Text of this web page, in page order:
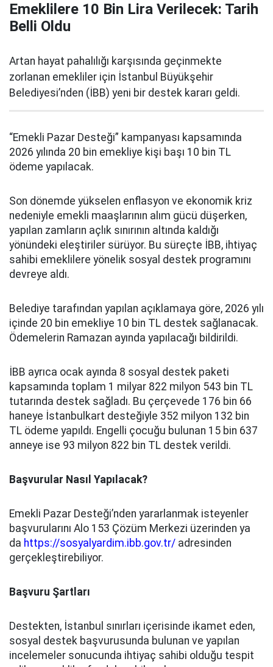
Emeklilere 10 Bin Lira Verilecek: Tarih
Belli Oldu
Artan hayat pahalılığı karşısında geçinmekte
zorlanan emekliler için İstanbul Büyükşehir
Belediyesi’nden (İBB) yeni bir destek kararı geldi.
“Emekli Pazar Desteği” kampanyası kapsamında
2026 yılında 20 bin emekliye kişi başı 10 bin TL
ödeme yapılacak.
Son dönemde yükselen enflasyon ve ekonomik kriz
nedeniyle emekli maaşlarının alım gücü düşerken,
yapılan zamların açlık sınırının altında kaldığı
yönündeki eleştiriler sürüyor. Bu süreçte İBB, ihtiyaç
sahibi emeklilere yönelik sosyal destek programını
devreye aldı.
Belediye tarafından yapılan açıklamaya göre, 2026 yılı
içinde 20 bin emekliye 10 bin TL destek sağlanacak.
Ödemelerin Ramazan ayında yapılacağı bildirildi.
İBB ayrıca ocak ayında 8 sosyal destek paketi
kapsamında toplam 1 milyar 822 milyon 543 bin TL
tutarında destek sağladı. Bu çerçevede 176 bin 66
haneye İstanbulkart desteğiyle 352 milyon 132 bin
TL ödeme yapıldı. Engelli çocuğu bulunan 15 bin 637
anneye ise 93 milyon 822 bin TL destek verildi.
Başvurular Nasıl Yapılacak?
Emekli Pazar Desteği’nden yararlanmak isteyenler
başvurularını Alo 153 Çözüm Merkezi üzerinden ya
da https://sosyalyardim.ibb.gov.tr/ adresinden
gerçekleştirebiliyor.
Başvuru Şartları
Destekten, İstanbul sınırları içerisinde ikamet eden,
sosyal destek başvurusunda bulunan ve yapılan
incelemeler sonucunda ihtiyaç sahibi olduğu tespit